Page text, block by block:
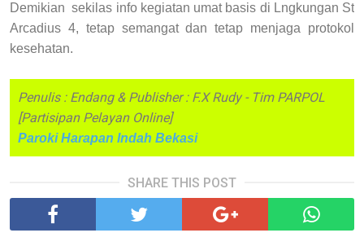
Demikian sekilas info kegiatan umat basis di Lngkungan St
Arcadius 4, tetap semangat dan tetap menjaga protokol
kesehatan.
Penulis : Endang & Publisher : F.X Rudy - Tim PARPOL
[Partisipan Pelayan Online]
Paroki Harapan Indah Bekasi
SHARE THIS POST